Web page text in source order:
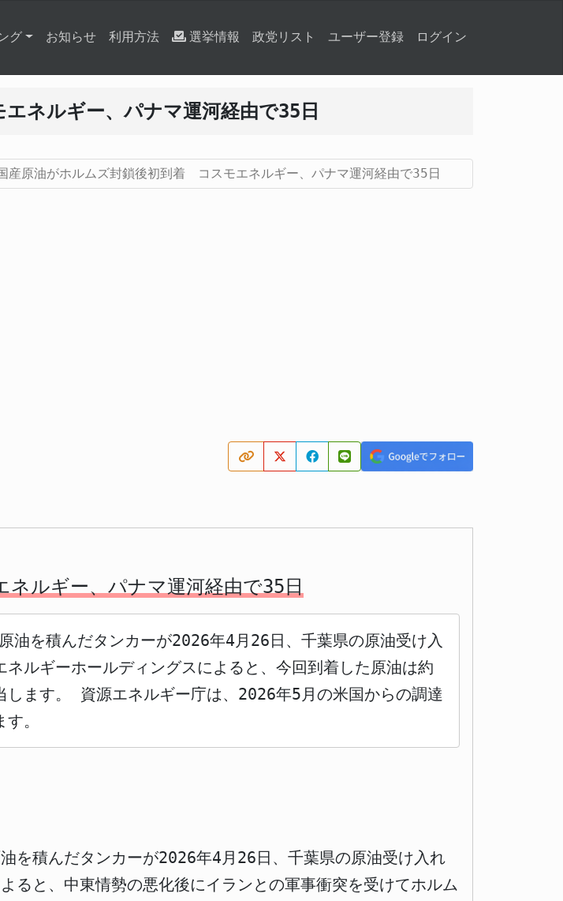
グ お知らせ 利用方法 選挙情報 政党リスト ユーザー登録 ログイン
ネルギー、パナマ運河経由で35日
産原油がホルムズ封鎖後初到着 コスモエネルギー、パナマ運河経由で35日
ルギー、パナマ運河経由で35日
油を積んだタンカーが2026年4月26日、千葉県の原油受け入
ルギーホールディングスによると、今回到着した原油は約
します。 資源エネルギー庁は、2026年5月の米国からの調達
。
を積んだタンカーが2026年4月26日、千葉県の原油受け入れ
ると、中東情勢の悪化後にイランとの軍事衝突を受けてホルム